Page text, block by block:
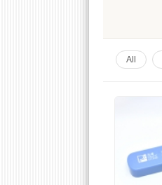
All